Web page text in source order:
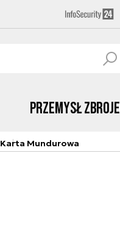
Przemysł
Karta Mundurowa